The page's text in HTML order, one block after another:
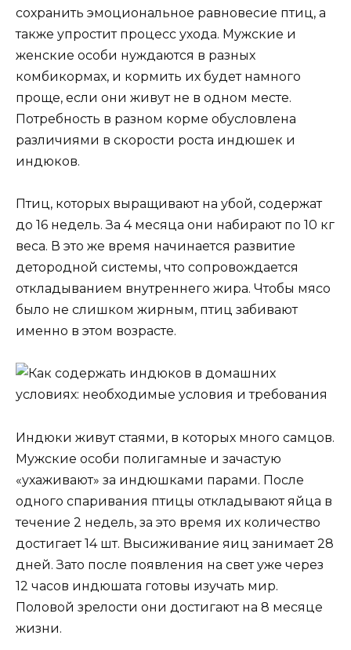
сохранить эмоциональное равновесие птиц, а
также упростит процесс ухода. Мужские и
женские особи нуждаются в разных
комбикормах, и кормить их будет намного
проще, если они живут не в одном месте.
Потребность в разном корме обусловлена
различиями в скорости роста индюшек и
индюков.
Птиц, которых выращивают на убой, содержат
до 16 недель. За 4 месяца они набирают по 10 кг
веса. В это же время начинается развитие
детородной системы, что сопровождается
откладыванием внутреннего жира. Чтобы мясо
было не слишком жирным, птиц забивают
именно в этом возрасте.
Индюки живут стаями, в которых много самцов.
Мужские особи полигамные и зачастую
«ухаживают» за индюшками парами. После
одного спаривания птицы откладывают яйца в
течение 2 недель, за это время их количество
достигает 14 шт. Высиживание яиц занимает 28
дней. Зато после появления на свет уже через
12 часов индюшата готовы изучать мир.
Половой зрелости они достигают на 8 месяце
жизни.